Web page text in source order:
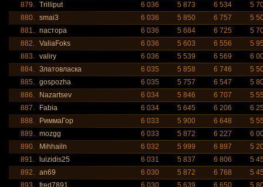
879. Trilliput 6 036 5 873 6 534
5
880. smai3 6 036 5 850 6 757
5
881. пастора 6 036 5 684 6 725
5
882. ValiaFoks 6 036 5 603 6 556
5
883. valiry 6 036 5 539 6 569
6
884. Златовласка 6 035 5 858 6 746
5
885. gospozha 6 035 5 757 6 547
5
886.
Nazartsev 6 034 5 846 6 707
5
887.
Fabia 6 034 5 645 6 206
6
888.
РиммаГор 6 033 5 900 6 648
5
889. mozgg 6 033 5 872 6 227
6
890.
Mihhailn 6 032 5 999 6 897
5
891.
luizidis25 6 031 5 837 6 806
5
892. an69 6 030 5 872 6 768
5
893. fred7891 6 030 5 639 6 650
5